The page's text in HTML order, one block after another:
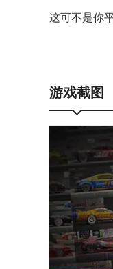
这可不是你
通过外观定
除了外观定
三百种不同
游戏截图